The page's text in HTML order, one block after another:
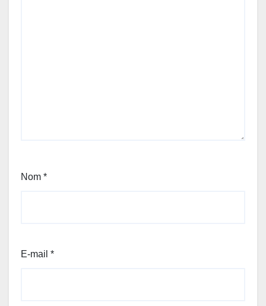
Nom *
E-mail *